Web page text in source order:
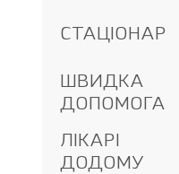
СТАЦІОНАР
ШВИДКА
ДОПОМОГА
ЛІКАРІ
ДОДОМУ